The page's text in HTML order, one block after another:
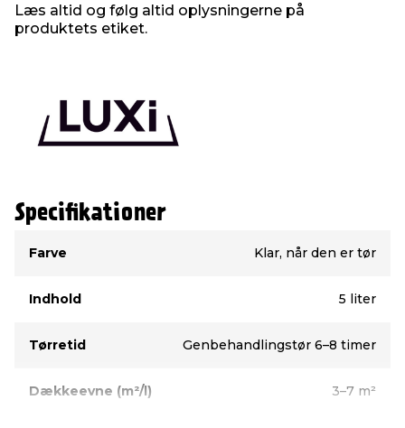
Læs altid og følg altid oplysningerne på
produktets etiket.
Specifikationer
Farve
Klar, når den er tør
Indhold 5 liter
Tørretid Genbehandlingstør 6–8 timer
Dækkeevne (m²/l) 3–7 m²